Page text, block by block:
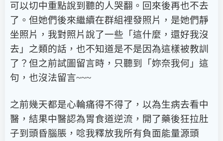
可以切中重點說到聽的人哭翻。回來後再也不去
了。但她們後來繼續在群組裡發照片，是她們靜
坐照片，我對照片說了一些「這什麼，還好我沒
去」之類的話，也不知道是不是因為這樣被教訓
了？但之前試圖留言時，只聽到「妳奈我何」這
句，也沒法留言~~~
之前幾天都是心輪痛得不得了，以為生病去看中
醫，結果中醫認為胃食道逆流，開了藥後狂拉肚
子到頭昏腦脹，唸我釋放我所有負面能量源頭